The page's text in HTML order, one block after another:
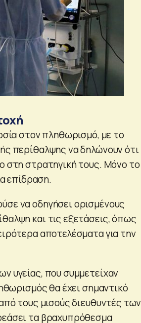
στον πληθωρισμό, με το
περίθαλψης να δηλώνουν ότι
στη στρατηγική τους. Μόνο το
επίδραση.
να οδηγήσει ορισμένους
και τις εξετάσεις, όπως
αποτελέσματα για την
υγείας, που συμμετείχαν
θα έχει σημαντικό
τους μισούς διευθυντές των
τα βραχυπρόθεσμα